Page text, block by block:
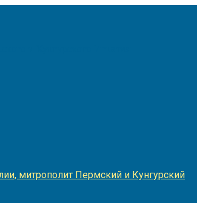
митрополит Пермский и Кунгурский